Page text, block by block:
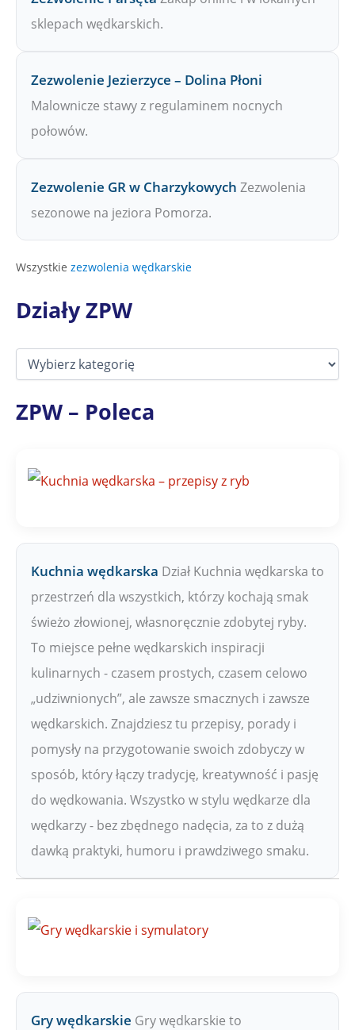
sklepach wędkarskich.
Zezwolenie Jezierzyce – Dolina Płoni
Malownicze stawy z regulaminem nocnych
połowów.
Zezwolenie GR w Charzykowych Zezwolenia
sezonowe na jeziora Pomorza.
Wszystkie zezwolenia wędkarskie
Działy ZPW
D
a
łZPW – Poleca
Kuchnia wędkarska Dział Kuchnia wędkarska to
przestrzeń dla wszystkich, którzy kochają smak
świeżo złowionej, własnoręcznie zdobytej ryby.
To miejsce pełne wędkarskich inspiracji
kulinarnych - czasem prostych, czasem celowo
„udziwnionych”, ale zawsze smacznych i zawsze
wędkarskich. Znajdziesz tu przepisy, porady i
pomysły na przygotowanie swoich zdobyczy w
sposób, który łączy tradycję, kreatywność i pasję
do wędkowania. Wszystko w stylu wędkarze dla
wędkarzy - bez zbędnego nadęcia, za to z dużą
dawką praktyki, humoru i prawdziwego smaku.
Gry wędkarskie Gry wędkarskie to